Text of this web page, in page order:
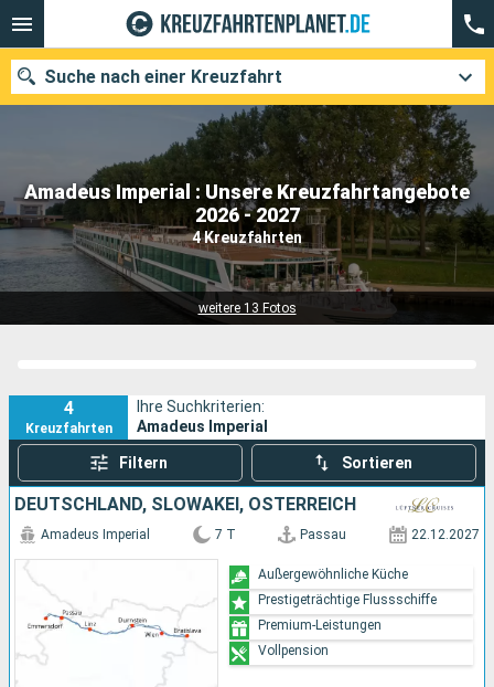
Amadeus Imperial : Unsere Kreuzfahrtangebote
2026 - 2027
4 Kreuzfahrten
weitere 13 Fotos
Suche nach einer Kreuzfahrt
Unsere Ziele
Abfahrtsmonat
Reedereien
4
Kreuzfahrten
Ihre Suchkriterien:
Amadeus Imperial
Filtern Sortieren
DEUTSCHLAND, SLOWAKEI, ÖSTERREICH
Amadeus Imperial 7 T Passau 22.12.2027
Außergewöhnliche Küche
Prestigeträchtige Flussschiffe
Premium-Leistungen
Vollpension